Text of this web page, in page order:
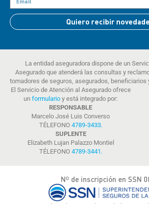
Quiero recibir
La entidad aseguradora dispone de un
Asegurado que atenderá las consultas y
tomadores de seguros, asegurados,
El Servicio de Atención al Asegurado ofrece
un formulario y está integrado por:
RESPONSABLE
Marcelo José Luis Converso
TÉLEFONO 4789-3433.
SUPLENTE
Elizabeth Lujan Palazzo Montiel
TÉLEFONO 4789-3441 .
Nº de inscripción en SSN